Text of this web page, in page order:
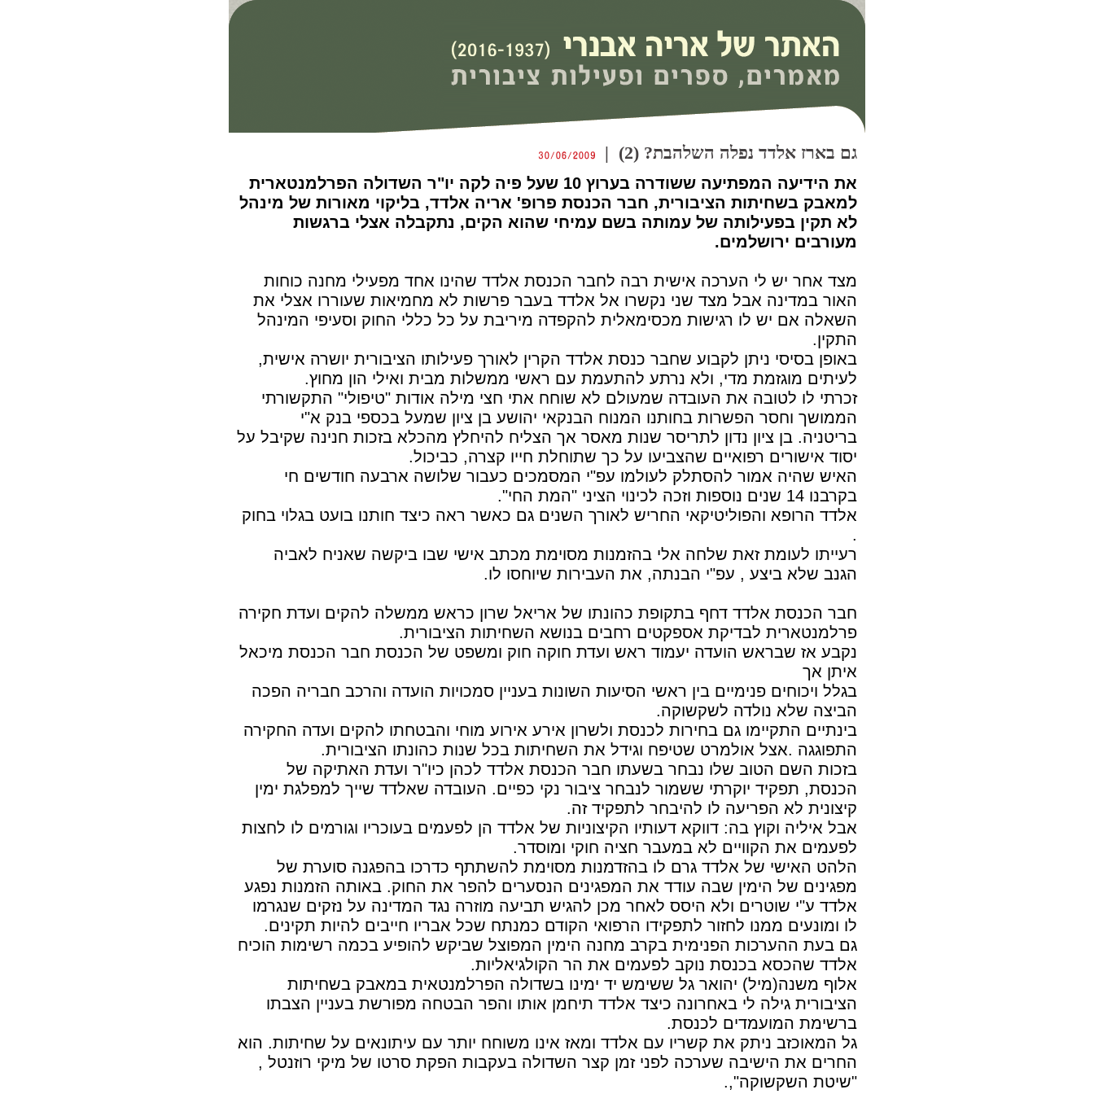
גם בארז אלדד נפלה השלהבת? (2) |
את הידיעה המפתיעה ששודרה בערוץ 10 שעל פיה לקה יו"ר השדולה הפרלמנטארית
למאבק בשחיתות הציבורית, חבר הכנסת פרופ' אריה אלדד, בליקוי מאורות של מינהל
לא תקין בפעילותה של עמותה בשם עמיחי שהוא הקים, נתקבלה אצלי ברגשות
מעורבים ירושלמים.
מצד אחר יש לי הערכה אישית רבה לחבר הכנסת אלדד שהינו אחד מפעילי מחנה כוחות
האור במדינה אבל מצד שני נקשרו אל אלדד בעבר פרשות לא מחמיאות שעוררו אצלי את
השאלה אם יש לו רגישות מכסימאלית להקפדה מיריבת על כל כללי החוק וסעיפי המינהל
התקין.
באופן בסיסי ניתן לקבוע שחבר כנסת אלדד הקרין לאורך פעילותו הציבורית יושרה אישית,
לעיתים מוגזמת מדי, ולא נרתע להתעמת עם ראשי ממשלות מבית ואילי הון מחוץ.
זכרתי לו לטובה את העובדה שמעולם לא שוחח אתי חצי מילה אודות "טיפולי" התקשורתי
הממושך וחסר הפשרות בחותנו המנוח הבנקאי יהושע בן ציון שמעל בכספי בנק א"י
בריטניה. בן ציון נדון לתריסר שנות מאסר אך הצליח להיחלץ מהכלא בזכות חנינה שקיבל על
יסוד אישורים רפואיים שהצביעו על כך שתוחלת חייו קצרה, כביכול.
האיש שהיה אמור להסתלק לעולמו עפ"י המסמכים כעבור שלושה ארבעה חודשים חי
בקרבנו 14 שנים נוספות וזכה לכינוי הציני "המת החי".
אלדד הרופא והפוליטיקאי החריש לאורך השנים גם כאשר ראה כיצד חותנו בועט בגלוי בחוק
.
רעייתו לעומת זאת שלחה אלי בהזמנות מסוימת מכתב אישי שבו ביקשה שאניח לאביה
הגנב שלא ביצע , עפ"י הבנתה, את העבירות שיוחסו לו.
חבר הכנסת אלדד דחף בתקופת כהונתו של אריאל שרון כראש ממשלה להקים ועדת חקירה
פרלמנטארית לבדיקת אספקטים רחבים בנושא השחיתות הציבורית.
נקבע אז שבראש הועדה יעמוד ראש ועדת חוקה חוק ומשפט של הכנסת חבר הכנסת מיכאל
איתן אך
בגלל ויכוחים פנימיים בין ראשי הסיעות השונות בעניין סמכויות הועדה והרכב חבריה הפכה
הביצה שלא נולדה לשקשוקה.
בינתיים התקיימו גם בחירות לכנסת ולשרון אירע אירוע מוחי והבטחתו להקים ועדה החקירה
התפוגגה .אצל אולמרט שטיפח וגידל את השחיתות בכל שנות כהונתו הציבורית.
בזכות השם הטוב שלו נבחר בשעתו חבר הכנסת אלדד לכהן כיו"ר ועדת האתיקה של
הכנסת, תפקיד יוקרתי ששמור לנבחר ציבור נקי כפיים. העובדה שאלדד שייך למפלגת ימין
קיצונית לא הפריעה לו להיבחר לתפקיד זה.
אבל איליה וקוץ בה: דווקא דעותיו הקיצוניות של אלדד הן לפעמים בעוכריו וגורמים לו לחצות
לפעמים את הקוויים לא במעבר חציה חוקי ומוסדר.
הלהט האישי של אלדד גרם לו בהזדמנות מסוימת להשתתף כדרכו בהפגנה סוערת של
מפגינים של הימין שבה עודד את המפגינים הנסערים להפר את החוק. באותה הזמנות נפגע
אלדד ע"י שוטרים ולא היסס לאחר מכן להגיש תביעה מוזרה נגד המדינה על נזקים שנגרמו
לו ומונעים ממנו לחזור לתפקידו הרפואי הקודם כמנתח שכל אבריו חייבים להיות תקינים.
גם בעת ההערכות הפנימית בקרב מחנה הימין המפוצל שביקש להופיע בכמה רשימות הוכיח
אלדד שהכסא בכנסת נוקב לפעמים את הר הקולגיאליות.
אלוף משנה(מיל) יהואר גל ששימש יד ימינו בשדולה הפרלמנטאית במאבק בשחיתות
הציבורית גילה לי באחרונה כיצד אלדד תיחמן אותו והפר הבטחה מפורשת בעניין הצבתו
ברשימת המועמדים לכנסת.
גל המאוכזב ניתק את קשריו עם אלדד ומאז אינו משוחח יותר עם עיתונאים על שחיתות. הוא
החרים את הישיבה שערכה לפני זמן קצר השדולה בעקבות הפקת סרטו של מיקי רוזנטל ,
"שיטת השקשוקה",.